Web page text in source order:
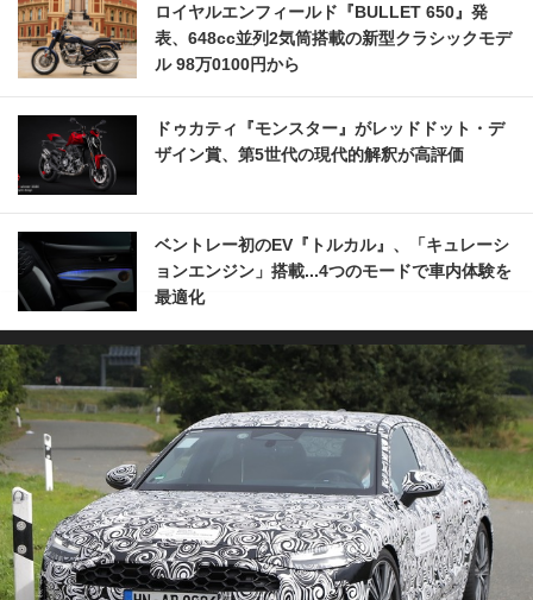
ロイヤルエンフィールド『BULLET 650』発
表、648cc並列2気筒搭載の新型クラシックモデ
ル 98万0100円から
ドゥカティ『モンスター』がレッドドット・デ
ザイン賞、第5世代の現代的解釈が高評価
ベントレー初のEV『トルカル』、「キュレーシ
ョンエンジン」搭載...4つのモードで車内体験を
最適化